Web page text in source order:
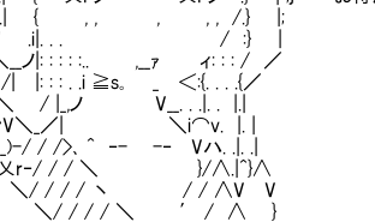
.| { , , , , , /.} |;
.i|. . . / :} |
: : : :.. ,__ｧ ィ: : : / ／
≧s｡ _ ＜:{. . . .{／
ノ V__. . .|. . |.|
_／| ＼i⌒v. |. |
/>､ ^ ‐- -‐ Vハ. .|. .|
/ / ＼ }/∧.|^}∧
/ / / 丶 / / ∧V V
/ / / ＼ ′ / ∧ }